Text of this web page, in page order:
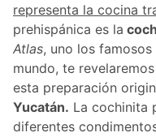
representa la cocina
prehispánica es la
Atlas, uno los
mundo, te
esta preparación
Yucatán. La cochinita
diferentes